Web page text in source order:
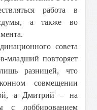
работа в
а также во
совета
младший повторяет
разницей, что
совмещении
а Дмитрий – на
с лоббированием